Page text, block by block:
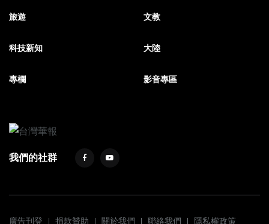
旅遊 文教
科技新知 大陸
專欄 影音專區
我們的社群
廣告刊登 捐款贊助 關於我們 聯絡我們 隱私權政策